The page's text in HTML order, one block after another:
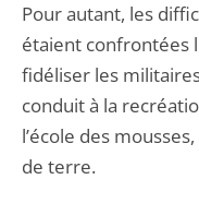
Pour autant, les
étaient confrontées
fidéliser les
conduit à la
l’école des
de terre.